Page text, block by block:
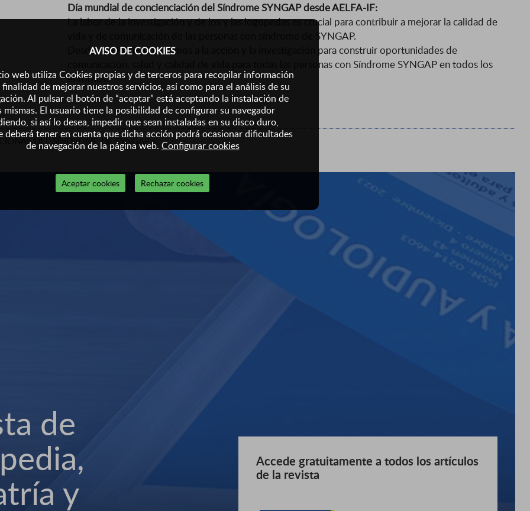
AVISO DE COOKIES
web utiliza Cookies propias y de terceros para recopilar información
de mejorar nuestros servicios, así como para el análisis de su
Al pulsar el botón de “aceptar” está aceptando la instalación de
mismas. El usuario tiene la posibilidad de configurar su navegador
si así lo desea, impedir que sean instaladas en su disco duro,
deberá tener en cuenta que dicha acción podrá ocasionar dificultades
de navegación de la página web. Configurar cookies
Aceptar cookies Rechazar cookies
Día mundial de concienciación del Síndrome SYNGAP desde AELFA-IF:
La labor de la investigación y de los y las logopedas es crucial para contribuir a mejorar la calidad de
vida y de comunicación de las personas con síndrome de SYNGAP.
Desde AELFA-IF nos unimos a la acción y la investigación para construir oportunidades de
comunicación, salud y calidad de vida para todas las personas con Síndrome SYNGAP en todos los
entornos.
DEL SÍNDROME DE SYNGAP.
de
y
Accede gratuitamente a todos los artículos
de la revista